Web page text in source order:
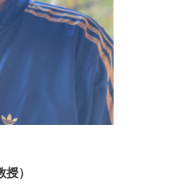
）